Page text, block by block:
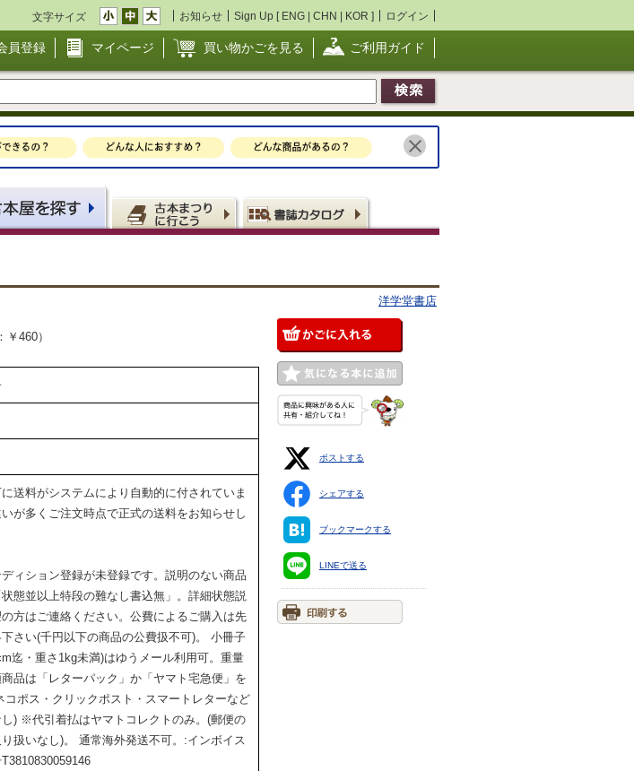
文字サイズ お知らせ Sign Up [ ENG | CHN | KOR ] ログイン
員登録 マイページ 買い物かごを見る ご利用ガイド
洋学堂書店
￥460）
送料がシステムにより自動的に付されていま
が多くご注文時点で正式の送料をお知らせし
ィション登録が未登録です。説明のない商品
態並以上特段の難なし書込無」。詳細状態説
方はご連絡ください。公費によるご購入は先
さい(千円以下の商品の公費扱不可)。 小冊子
迄・重さ1kg未満)はゆうメール利用可。重量
品は「レターパック」か「ヤマト宅急便」を
コポス・クリックポスト・スマートレターなど
し) ※代引着払はヤマトコレクトのみ。(郵便の
扱いなし)。 通常海外発送不可。:インボイス
ポストする
シェアする
ブックマークする
LINEで送る